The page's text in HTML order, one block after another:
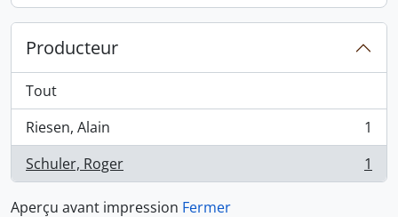
Producteur
Tout
Riesen, Alain
, 1 résultats
1
Schuler, Roger
, 1 résultats 1
Aperçu avant impression Fermer